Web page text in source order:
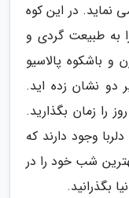
نماید. در این کوه
به طبیعت گردی و
و باشکوه پالاسیو
دو نشان زده اید.
را زمان بگذارید.
وجود دارند که
شب خود را در
بگذرانید.